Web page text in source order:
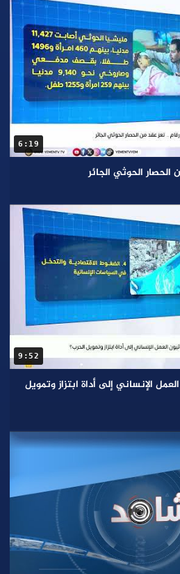
6:19
الحصار الحوثي الجائر
9:52
الإنساني إلى أداة ابتزاز وتمويل